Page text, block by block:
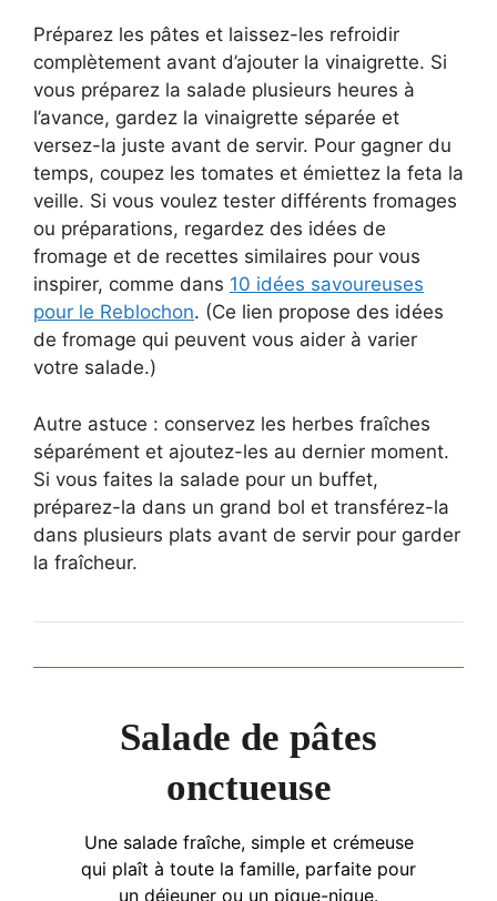
Préparez les pâtes et laissez-les refroidir
complètement avant d’ajouter la vinaigrette. Si
vous préparez la salade plusieurs heures à
l’avance, gardez la vinaigrette séparée et
versez-la juste avant de servir. Pour gagner du
temps, coupez les tomates et émiettez la feta la
veille. Si vous voulez tester différents fromages
ou préparations, regardez des idées de
fromage et de recettes similaires pour vous
inspirer, comme dans 10 idées savoureuses
pour le Reblochon. (Ce lien propose des idées
de fromage qui peuvent vous aider à varier
votre salade.)
Autre astuce : conservez les herbes fraîches
séparément et ajoutez-les au dernier moment.
Si vous faites la salade pour un buffet,
préparez-la dans un grand bol et transférez-la
dans plusieurs plats avant de servir pour garder
la fraîcheur.
Salade de pâtes
onctueuse
Une salade fraîche, simple et crémeuse
qui plaît à toute la famille, parfaite pour
un déjeuner ou un pique-nique.